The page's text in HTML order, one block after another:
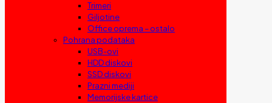
Trimeri
Giljotine
Office oprema – ostalo
Pohrana podataka
USB-ovi
HDD diskovi
SSD diskovi
Prazni mediji
Memorijske kartice